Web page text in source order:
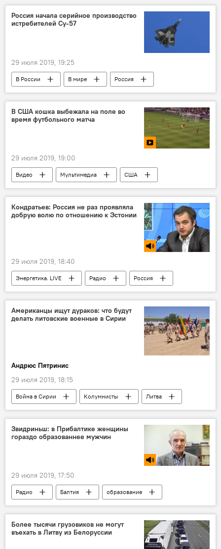
Россия начала серийное производство
истребителей Су-57
29 июля 2019, 19:25
В России В мире
Россия
истребитель
В США кошка выбежала на поле во
время футбольного матча
29 июля 2019, 19:00
Видео Мультимедиа
США
кошка
футбол
Кондратьев: Россия не раз проявляла
добрую волю по отношению к Эстонии
29 июля 2019, 18:40
Энергетика. LIVE Радио Россия
Американцы ищут дураков: что будут
делать литовские военные в Сирии
Андрюс Пятринис
29 июля 2019, 18:15
Война в Сирии Колумнисты
Литва
Сирия
США
Звидриньш: в Прибалтике женщины
гораздо образованнее мужчин
29 июля 2019, 17:50
Радио Балтия
образование
смертность
Более тысячи грузовиков не могут
въехать в Литву из Белоруссии